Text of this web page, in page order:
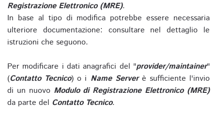
Registrazione Elettronico (MRE).
In base al tipo di modifica potrebbe essere necessaria
ulteriore documentazione: consultare nel dettaglio le
istruzioni che seguono.
Per modificare i dati anagrafici del "provider/maintainer"
(Contatto Tecnico) o i Name Serverè sufficiente l'invio
di un nuovo Modulo di Registrazione Elettronico (MRE)
da parte del Contatto Tecnico.